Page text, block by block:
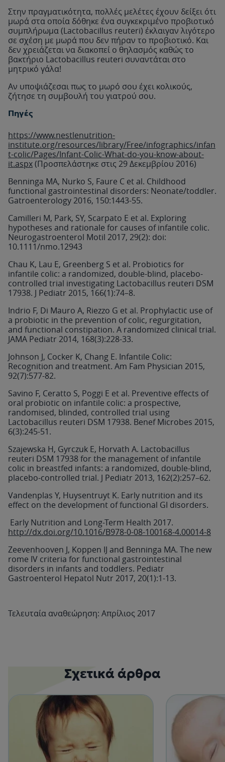
Στην πραγματικότητα, πολλές μελέτες έχουν δείξει ότι
μωρά στα οποία δόθηκε ένα συγκεκριμένο προβιοτικό
συμπλήρωμα (Lactobacillus reuteri) έκλαιγαν λιγότερο
σε σχέση με μωρά που δεν πήραν το προβιοτικό. Και
δεν χρειάζεται να διακοπεί ο θηλασμός καθώς το
βακτήριο Lactobacillus reuteri συναντάται στο
μητρικό γάλα!
Αν υποψιάζεσαι πως το μωρό σου έχει κολικούς,
ζήτησε τη συμβουλή του γιατρού σου.
Πηγές
https://www.nestlenutrition-
institute.org/resources/library/Free/infographics/infan
t-colic/Pages/Infant-Colic-What-do-you-know-about-
it.aspx(Προσπελάστηκε στις 29 Δεκεμβρίου 2016)
Benninga MA, Nurko S, Faure C et al. Childhood
functional gastrointestinal disorders: Neonate/toddler.
Gatroenterology 2016, 150:1443-55.
Camilleri M, Park, SY, Scarpato E et al. Exploring
hypotheses and rationale for causes of infantile colic.
Neurogastroenterol Motil 2017, 29(2): doi:
10.1111/nmo.12943
Chau K, Lau E, Greenberg S et al. Probiotics for
infantile colic: a randomized, double-blind, placebo-
controlled trial investigating Lactobacillus reuteri DSM
17938. J Pediatr 2015, 166(1):74–8.
Indrio F, Di Mauro A, Riezzo G et al. Prophylactic use of
a probiotic in the prevention of colic, regurgitation,
and functional constipation. A randomized clinical trial.
JAMA Pediatr 2014, 168(3):228-33.
Johnson J, Cocker K, Chang E. Infantile Colic:
Recognition and treatment. Am Fam Physician 2015,
92(7):577-82.
Savino F, Ceratto S, Poggi E et al. Preventive effects of
oral probiotic on infantile colic: a prospective,
randomised, blinded, controlled trial using
Lactobacillus reuteri DSM 17938. Benef Microbes 2015,
6(3):245-51.
Szajewska H, Gyrczuk E, Horvath A. Lactobacillus
reuteri DSM 17938 for the management of infantile
colic in breastfed infants: a randomized, double-blind,
placebo-controlled trial. J Pediatr 2013, 162(2):257–62.
Vandenplas Y, Huysentruyt K. Early nutrition and its
effect on the development of functional GI disorders.
Early Nutrition and Long-Term Health 2017.
http://dx.doi.org/10.1016/B978-0-08-100168-4.00014-8
Zeevenhooven J, Koppen IJ and Benninga MA. The new
rome IV criteria for functional gastrointestinal
disorders in infants and toddlers. Pediatr
Gastroenterol Hepatol Nutr 2017, 20(1):1-13.
Τελευταία αναθεώρηση: Απρίλιος 2017
Σχετικά άρθρα